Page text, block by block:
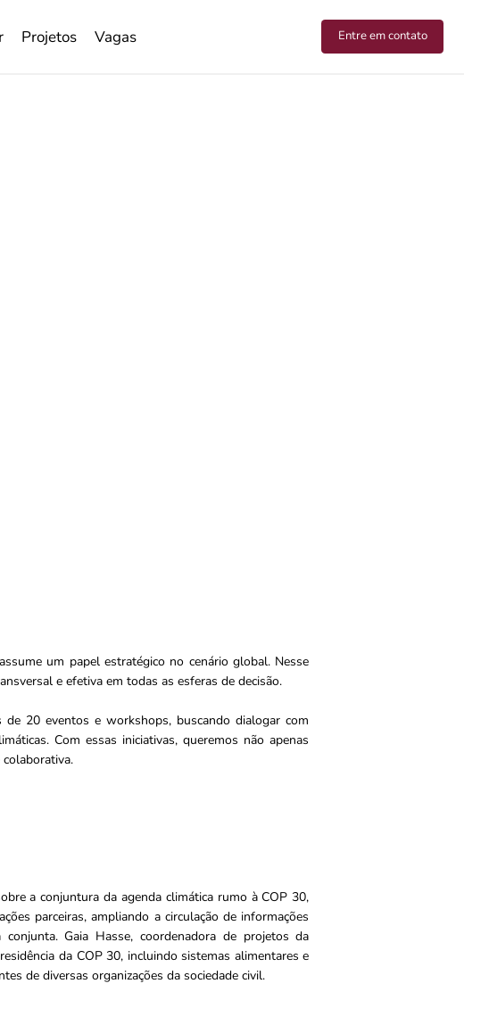
Projetos Vagas Entre em contato
um papel estratégico no cenário global. Nesse
e efetiva em todas as esferas de decisão.
20 eventos e workshops, buscando dialogar com
Com essas iniciativas, queremos não apenas
a conjuntura da agenda climática rumo à COP 30,
parceiras, ampliando a circulação de informações
Gaia Hasse, coordenadora de projetos da
da COP 30, incluindo sistemas alimentares e
de diversas organizações da sociedade civil.